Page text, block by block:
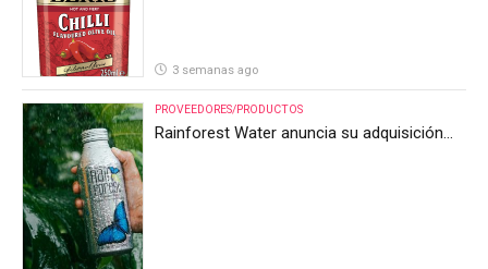
3 semanas ago
PROVEEDORES/PRODUCTOS
Rainforest Water anuncia su adquisición